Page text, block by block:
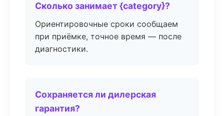
Сколько занимает {category}?
Ориентировочные сроки сообщаем
при приёмке, точное время — после
диагностики.
Сохраняется ли дилерская
гарантия?